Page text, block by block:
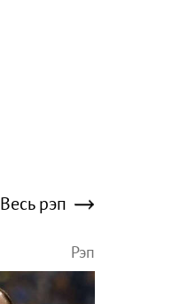
Весь рэп
Рэп